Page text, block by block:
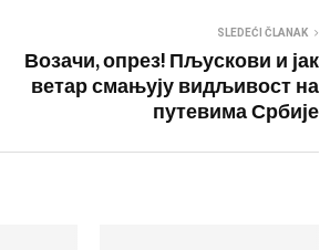
SLEDEĆI ČLANAK
Возачи, опрез! Пљускови и јак
ветар смањују видљивост на
путевима Србије